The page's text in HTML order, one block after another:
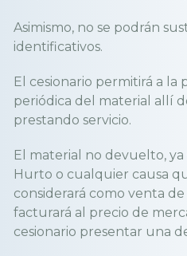
Asimismo, no se podrán
identificativos.
El cesionario permitirá a la
periódica del material allí
prestando servicio.
El material no devuelto,
Hurto o cualquier causa
considerará como venta
facturará al precio de
cesionario presentar una